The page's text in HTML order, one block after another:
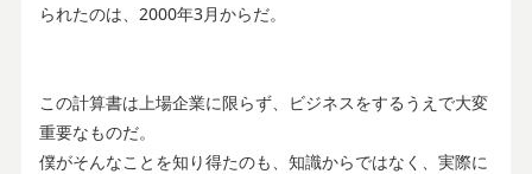
られたのは、2000年3月からだ。
この計算書は上場企業に限らず、ビジネスをするうえで大変
重要なものだ。
僕がそんなことを知り得たのも、知識からではなく、実際に